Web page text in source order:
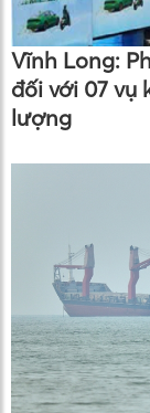
Vĩnh Long:
đối với 07 vụ
lượng